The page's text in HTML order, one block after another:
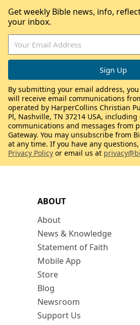
ABOUT
About
News & Knowledge
Statement of Faith
Mobile App
Store
Blog
Newsroom
Support Us
Get weekly Bible news, info,
your inbox.
By submitting your email address,
will receive email communications
operated by HarperCollins Christian
Pl, Nashville, TN 37214 USA,
communications and messages from
Gateway. You may unsubscribe from
at any time. If you have any
Privacy Policy or email us at